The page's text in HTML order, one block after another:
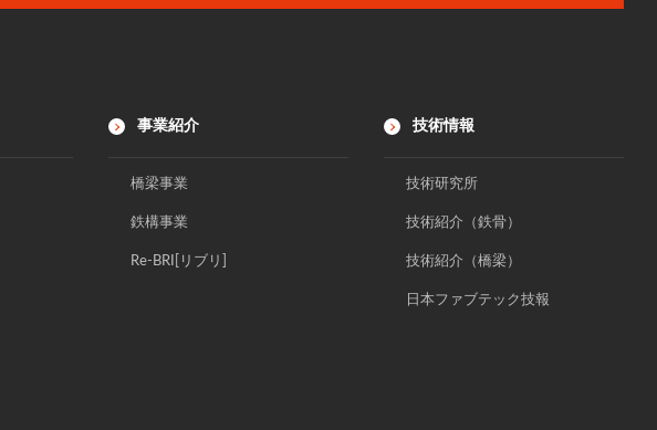
事業紹介
橋梁事業
鉄構事業
Re-BRI[リブリ]
技術情報
技術研究所
技術紹介（鉄骨）
技術紹介（橋梁）
日本ファブテック技報